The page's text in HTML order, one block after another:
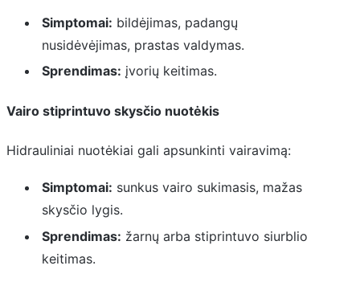
Simptomai: bildėjimas, padangų
nusidėvėjimas, prastas valdymas.
Sprendimas: įvorių keitimas.
Vairo stiprintuvo skysčio nuotėkis
Hidrauliniai nuotėkiai gali apsunkinti vairavimą:
Simptomai: sunkus vairo sukimasis, mažas
skysčio lygis.
Sprendimas: žarnų arba stiprintuvo siurblio
keitimas.